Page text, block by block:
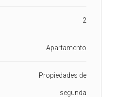
2
Apartamento
Propiedades de
segunda